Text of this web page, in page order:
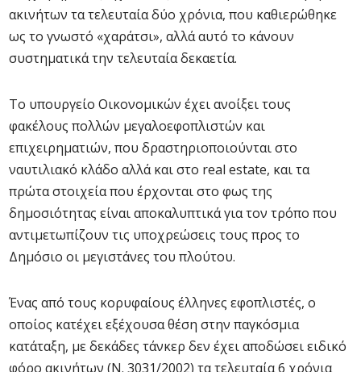
ακινήτων τα τελευταία δύο χρόνια, που καθιερώθηκε
ως το γνωστό «χαράτσι», αλλά αυτό το κάνουν
συστηματικά την τελευταία δεκαετία.
Το υπουργείο Οικονομικών έχει ανοίξει τους
φακέλους πολλών μεγαλοεφοπλιστών και
επιχειρηματιών, που δραστηριοποιούνται στο
ναυτιλιακό κλάδο αλλά και στο real estate, και τα
πρώτα στοιχεία που έρχονται στο φως της
δημοσιότητας είναι αποκαλυπτικά για τον τρόπο που
αντιμετωπίζουν τις υποχρεώσεις τους προς το
Δημόσιο οι μεγιστάνες του πλούτου.
Ένας από τους κορυφαίους έλληνες εφοπλιστές, ο
οποίος κατέχει εξέχουσα θέση στην παγκόσμια
κατάταξη, με δεκάδες τάνκερ δεν έχει αποδώσει ειδικό
φόρο ακινήτων (Ν. 3031/2002) τα τελευταία 6 χρόνια